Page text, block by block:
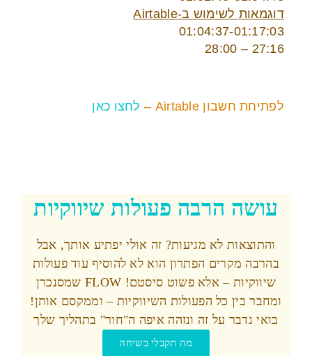
דוגמאות לשימוש ב-Airtable
01:04:37-01:17:03
27:16 – 28:00
לפתיחת חשבון Airtable – לחצו כאן
עושה הרבה פעולות שיווקיות
והתוצאות לא מגיעות? זה אולי יפתיע אותך, אבל
בהרבה מקרים הפתרון הוא לא להוסיף עוד פעולות
שיווקיות – אלא פשוט סיסטם! FLOW שמסנכרן
ומחבר בין כל הפעולות השיווקיות – וממקסם אותן!
בואי נדבר על זה ונזהה איפה ה"חור" בתהליך שלך
מה תקבלי בשיחה